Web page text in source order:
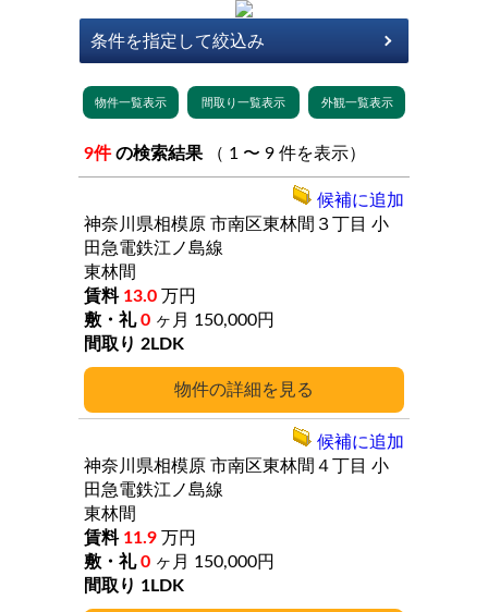
9件 の検索結果 （ 1 〜 9 件を表示）
詳細
神奈川県相模原 市南区東林間３丁目 小
田急電鉄江ノ島線
東林間
13.0 万円
0 ヶ月 150,000円
2LDK
候補に追加
神奈川県相模原 市南区東林間４丁目 小
田急電鉄江ノ島線
東林間
11.9 万円
0 ヶ月 150,000円
1LDK
候補に追加